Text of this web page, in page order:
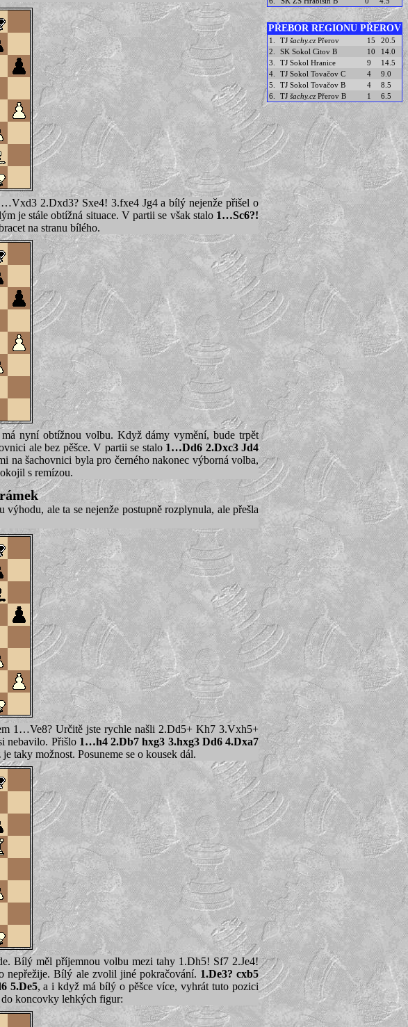
PŘEBOR REGIONU PŘEROV
1. TJ šachy.cz Přerov 15
20.5
2.
SK Sokol Citov B 10
14.0
3.
TJ Sokol Hranice 9
14.5
4.
TJ Sokol Tovačov C 4
9.0
5.
TJ Sokol Tovačov B 4
8.5
6.
TJ šachy.cz Přerov B 1 6.5
2.Dxd3? Sxe4! 3.fxe4 Jg4 a bílý nejenže přišel o
je stále obtížná situace. V partii se však stalo 1…Sc6?!
na stranu bílého.
nyní obtížnou volbu. Když dámy vymění, bude trpět
ale bez pěšce. V partii se stalo 1…Dd6 2.Dxc3 Jd4
na šachovnici byla pro černého nakonec výborná volba,
s remízou.
ale ta se nejenže postupně rozplynula, ale přešla
1…Ve8? Určitě jste rychle našli 2.Dd5+ Kh7 3.Vxh5+
nebavilo. Přišlo 1…h4 2.Db7 hxg3 3.hxg3 Dd6 4.Dxa7
taky možnost. Posuneme se o kousek dál.
Bílý měl příjemnou volbu mezi tahy 1.Dh5! Sf7 2.Je4!
nepřežije. Bílý ale zvolil jiné pokračování. 1.De3? cxb5
5.De5, a i když má bílý o pěšce více, vyhrát tuto pozici
do koncovky lehkých figur: